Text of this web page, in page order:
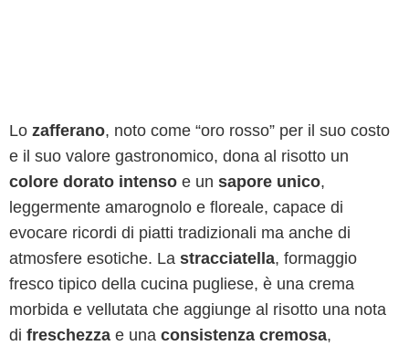
Lo zafferano, noto come “oro rosso” per il suo costo
e il suo valore gastronomico, dona al risotto un
colore dorato intenso e un sapore unico,
leggermente amarognolo e floreale, capace di
evocare ricordi di piatti tradizionali ma anche di
atmosfere esotiche. La stracciatella, formaggio
fresco tipico della cucina pugliese, è una crema
morbida e vellutata che aggiunge al risotto una nota
di freschezza e una consistenza cremosa,